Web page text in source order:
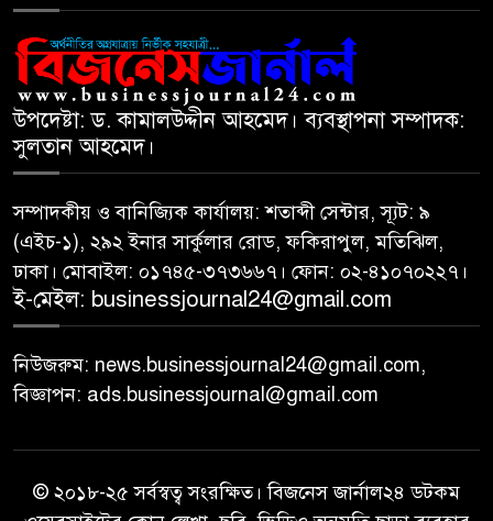
সূচকের পতনে ১২১০ কোটি টাকার
লেনদেন
৮
চান প্রধানমন্ত্রী
৯
বিএসইসির নতুন কমিশনার হোসেন
সাদাত
১০
উপদেষ্টা: ড. কামালউদ্দীন আহমেদ। ব্যবস্থাপনা সম্পাদক:
সুলতান আহমেদ।
সম্পাদকীয় ও বানিজ্যিক কার্যালয়: শতাব্দী সেন্টার, স্যূট: ৯
(এইচ-১), ২৯২ ইনার সার্কুলার রোড, ফকিরাপুল, মতিঝিল,
ঢাকা। মোবাইল: ০১৭৪৫-৩৭৩৬৬৭। ফোন: ০২-৪১০৭০২২৭।
ই-মেইল: businessjournal24@gmail.com
নিউজরুম: news.businessjournal24@gmail.com,
বিজ্ঞাপন: ads.businessjournal@gmail.com
© ২০১৮-২৫ সর্বস্বত্ব সংরক্ষিত। বিজনেস জার্নাল২৪ ডটকম